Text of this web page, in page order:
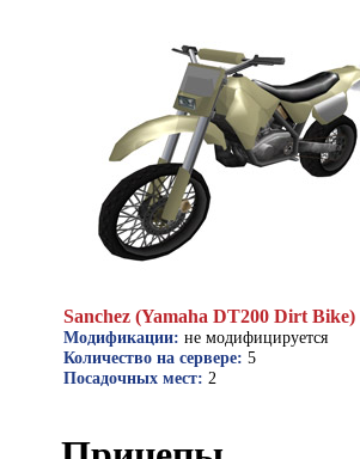
Sanchez (Yamaha DT200 Dirt Bike)
Модификации: не модифицируется
Количество на сервере: 5
Посадочных мест: 2